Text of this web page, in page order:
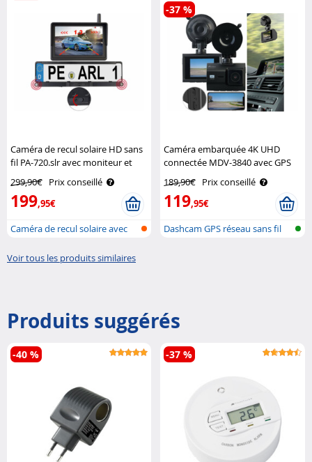
Caméra de recul solaire HD sans
fil PA-720.slr avec moniteur et
299,90€ Prix conseillé
199,95€
Caméra de recul solaire avec
Caméra embarquée 4K UHD
connectée MDV-3840 avec GPS
et capteur Sony Navgear
189,90€ Prix conseillé
119,95€
-37 %
Dashcam GPS réseau sans fil
Voir tous les produits similaires
Produits suggérés
-40 % -37 %